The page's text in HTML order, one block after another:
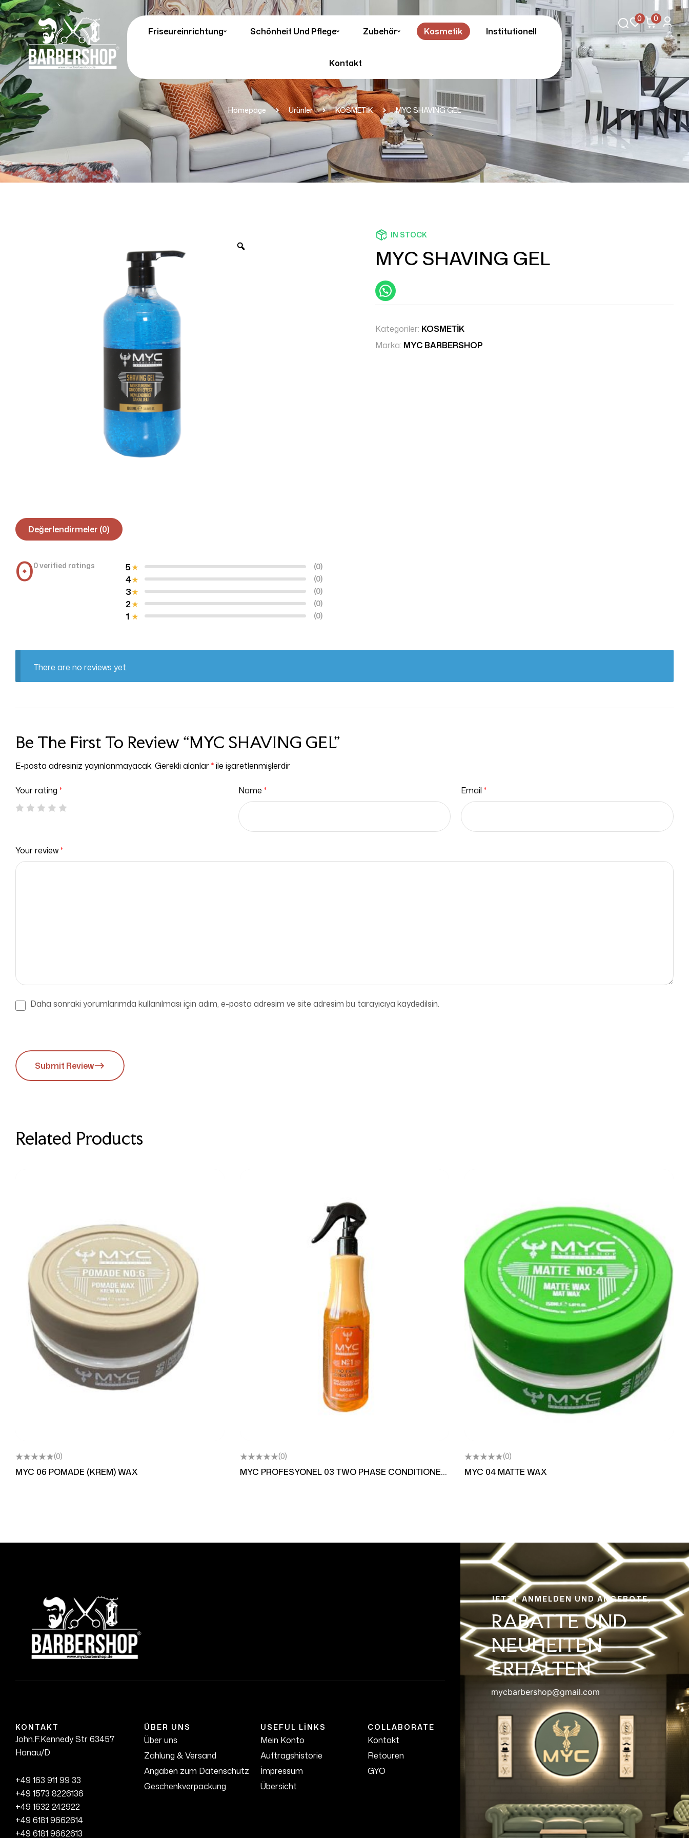
Friseureinrichtung Schönheit Und Pflege Zubehör Kosmetik Institutionell
Kontakt
0 0
Homepage Ürünler KOSMETİK MYC SHAVING GEL
IN STOCK
MYC SHAVING GEL
Kategoriler: KOSMETİK
Marka: MYC BARBERSHOP
Değerlendirmeler (0)
00 verified ratings
1 (0)
2 (0)
3 (0)
4 (0)
5 (0)
There are no reviews yet.
Be The First To Review “MYC SHAVING GEL”
E-posta adresiniz yayınlanmayacak. Gerekli alanlar*ile işaretlenmişlerdir
Your rating *
Your review*
Name * Email*
Daha sonraki yorumlarımda kullanılması için adım, e-posta adresim ve site adresim bu tarayıcıya kaydedilsin.
Submit Review
Related Products
(0)
MYC 06 POMADE (KREM) WAX
(0)
MYC PROFESYONEL 03 TWO PHASE CONDITIONER
(0)
MYC 04 MATTE WAX
KONTAKT
John.F.Kennedy Str 63457
Hanau/D
+49 163 911 99 33
+49 1573 8226136
+49 1632 242922
+49 6181 9662614
+49 6181 9662613
ÜBER UNS
Über uns
Zahlung & Versand
Angaben zum Datenschutz
Geschenkverpackung
USEFUL LINKS
Mein Konto
Auftragshistorie
İmpressum
Übersicht
COLLABORATE
Kontakt
Retouren
GYO
JETZT ANMELDEN UND ANGEBOTE,
RABATTE UND
NEUHEITEN
ERHALTEN
mycbarbershop@gmail.com